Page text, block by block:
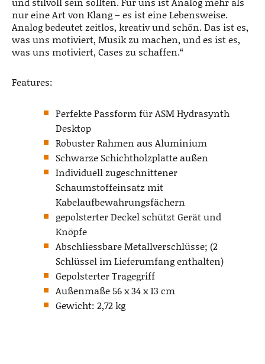
nur eine Art von Klang – es ist eine Lebensweise.
Analog bedeutet zeitlos, kreativ und schön. Das ist es,
was uns motiviert, Musik zu machen, und es ist es,
was uns motiviert, Cases zu schaffen.“
Features:
Perfekte Passform für ASM Hydrasynth
Desktop
Robuster Rahmen aus Aluminium
Schwarze Schichtholzplatte außen
Individuell zugeschnittener
Schaumstoffeinsatz mit
Kabelaufbewahrungsfächern
gepolsterter Deckel schützt Gerät und
Knöpfe
Abschliessbare Metallverschlüsse; (2
Schlüssel im Lieferumfang enthalten)
Gepolsterter Tragegriff
Außenmaße 56 x 34 x 13 cm
Gewicht: 2,72 kg